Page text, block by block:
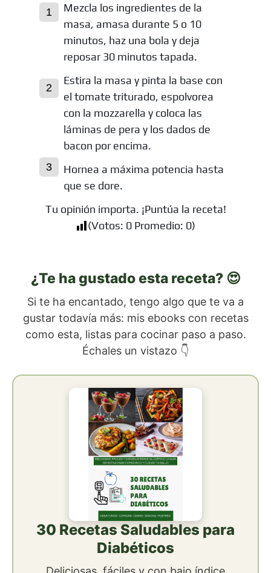
Mezcla los ingredientes de la
masa, amasa durante 5 o 10
minutos, haz una bola y deja
reposar 30 minutos tapada.
Estira la masa y pinta la base con
el tomate triturado, espolvorea
con la mozzarella y coloca las
láminas de pera y los dados de
bacon por encima.
Hornea a máxima potencia hasta
que se dore.
Tu opinión importa. ¡Puntúa la receta!
(Votos: 0 Promedio: 0)
¿Te ha gustado esta receta? 😍
Si te ha encantado, tengo algo que te va a
gustar todavía más: mis ebooks con recetas
como esta, listas para cocinar paso a paso.
Échales un vistazo 👇
30 Recetas Saludables para
Diabéticos